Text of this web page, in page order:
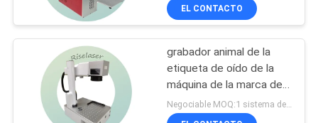
CONTÁCTENOS
SOLICITAR
PRESUPUESTO
Máquina de la
limpieza del laser
EL CONTACTO
grabador animal de la
etiqueta de oído de la
máquina de la marca del
laser de la fibra de 20w
30w 50w
Negociable MOQ:1 sistema de esta máquina